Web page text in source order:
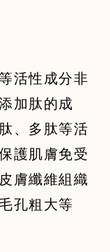
活性成分非
加肽的成
、多肽等活
護肌膚免受
膚纖維組織
孔粗大等